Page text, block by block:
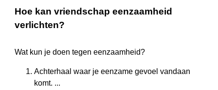
Hoe kan vriendschap eenzaamheid
verlichten?
Wat kun je doen tegen eenzaamheid?
Achterhaal waar je eenzame gevoel vandaan
komt. ...